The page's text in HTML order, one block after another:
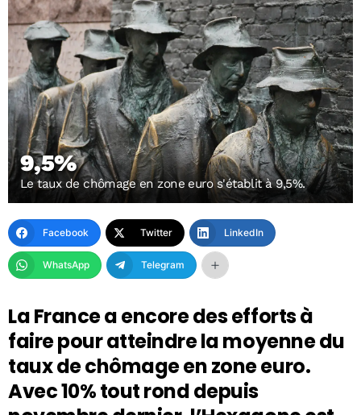
9,5%
Le taux de chômage en zone euro s'établit à 9,5%.
Facebook Twitter LinkedIn
WhatsApp Telegram
La France a encore des efforts à
faire pour atteindre la moyenne du
taux de chômage en zone euro.
Avec 10% tout rond depuis